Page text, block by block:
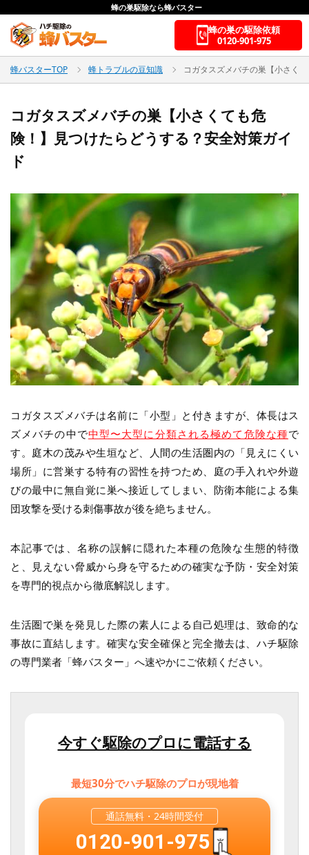
蜂の巣駆除なら蜂バスター
蜂の巣の駆除依頼
0120-901-975
蜂バスターTOP 蜂トラブルの豆知識 コガタスズメバチの巣【小さく
コガタスズメバチの巣【小さくても危
険！】見つけたらどうする？安全対策ガイ
ド
コガタスズメバチは名前に「小型」と付きますが、体長はス
ズメバチの中で中型〜大型に分類される極めて危険な種で
す。庭木の茂みや生垣など、人間の生活圏内の「見えにくい
場所」に営巣する特有の習性を持つため、庭の手入れや外遊
びの最中に無自覚に巣へ接近してしまい、防衛本能による集
団攻撃を受ける刺傷事故が後を絶ちません。
本記事では、名称の誤解に隠れた本種の危険な生態的特徴
と、見えない脅威から身を守るための確実な予防・安全対策
を専門的視点から徹底解説します。
生活圏で巣を発見した際の素人による自己処理は、致命的な
事故に直結します。確実な安全確保と完全撤去は、ハチ駆除
の専門業者「蜂バスター」へ速やかにご依頼ください。
今すぐ駆除のプロに電話する
最短30分でハチ駆除のプロが現地着
通話無料・ 24時間受付
0120-901-975